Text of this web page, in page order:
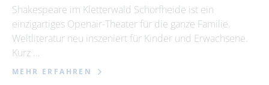
Shakespeare im Kletterwald Schorfheide ist ein
einzigartiges Openair-Theater für die ganze Familie.
Weltliteratur neu inszeniert für Kinder und Erwachsene.
Kurz …
MEHR ERFAHREN